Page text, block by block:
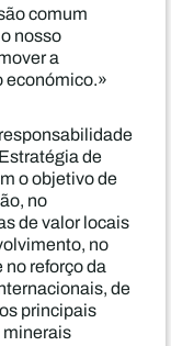
comum
nosso
a
económico.»
de
o objetivo de
no
de valor locais
no
reforço da
de
principais